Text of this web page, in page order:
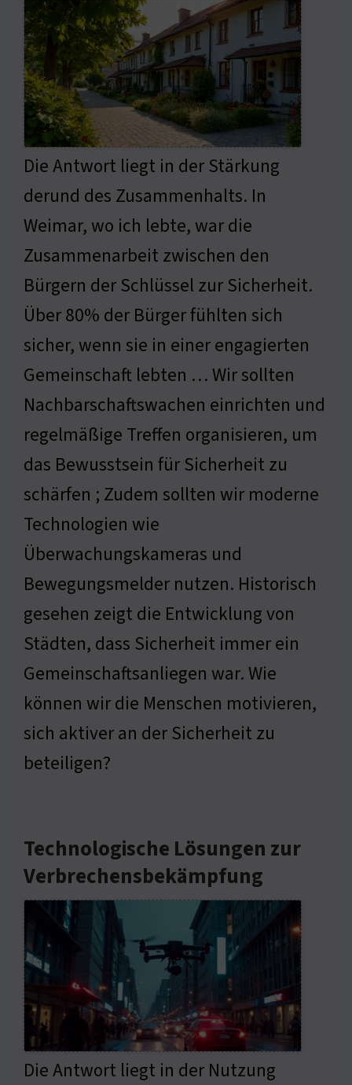
Die Antwort liegt in der Stärkung
derund des Zusammenhalts. In
Weimar, wo ich lebte, war die
Zusammenarbeit zwischen den
Bürgern der Schlüssel zur Sicherheit.
Über 80% der Bürger fühlten sich
sicher, wenn sie in einer engagierten
Gemeinschaft lebten … Wir sollten
Nachbarschaftswachen einrichten und
regelmäßige Treffen organisieren, um
das Bewusstsein für Sicherheit zu
schärfen ; Zudem sollten wir moderne
Technologien wie
Überwachungskameras und
Bewegungsmelder nutzen. Historisch
gesehen zeigt die Entwicklung von
Städten, dass Sicherheit immer ein
Gemeinschaftsanliegen war. Wie
können wir die Menschen motivieren,
sich aktiver an der Sicherheit zu
beteiligen?
Technologische Lösungen zur
Verbrechensbekämpfung
Die Antwort liegt in der Nutzung